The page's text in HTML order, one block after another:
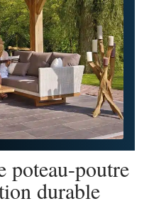
poteau-poutre
durable